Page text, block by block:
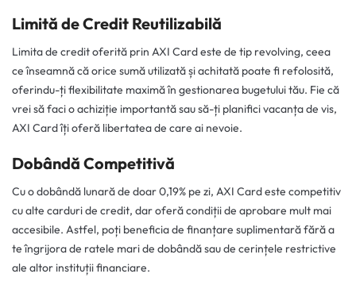
Limită de Credit Reutilizabilă
Limita de credit oferită prin AXI Card este de tip revolving, ceea
ce înseamnă că orice sumă utilizată și achitată poate fi refolosită,
oferindu-ți flexibilitate maximă în gestionarea bugetului tău. Fie că
vrei să faci o achiziție importantă sau să-ți planifici vacanța de vis,
AXI Card îți oferă libertatea de care ai nevoie.
Dobândă Competitivă
Cu o dobândă lunară de doar 0,19% pe zi, AXI Card este competitiv
cu alte carduri de credit, dar oferă condiții de aprobare mult mai
accesibile. Astfel, poți beneficia de finanțare suplimentară fără a
te îngrijora de ratele mari de dobândă sau de cerințele restrictive
ale altor instituții financiare.